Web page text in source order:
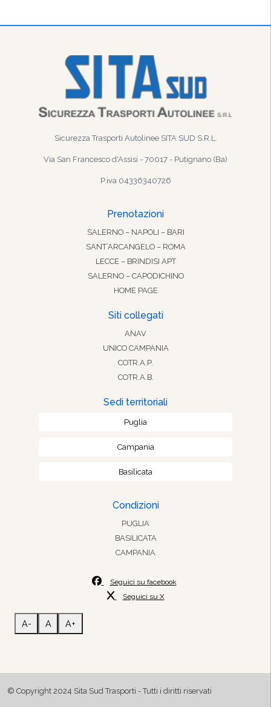
Sicurezza Trasporti Autolinee SITA SUD S.R.L.
Via San Francesco d'Assisi - 70017 - Putignano (Ba)
P.iva 04336340726
Prenotazioni
SALERNO – NAPOLI – BARI
SANT’ARCANGELO – ROMA
LECCE – BRINDISI APT
SALERNO – CAPODICHINO
HOME PAGE
Siti collegati
ANAV
UNICO CAMPANIA
COTR.A.P.
COTR.A.B.
Sedi territoriali
Puglia
Campania
Basilicata
Condizioni
PUGLIA
BASILICATA
CAMPANIA
Seguici su facebook
Seguici su X
A- A A+
© Copyright 2024 Sita Sud Trasporti - Tutti i diritti riservati